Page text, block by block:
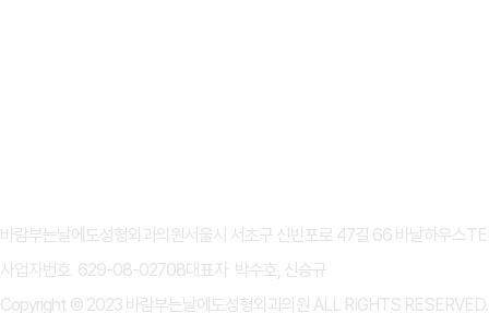
바람부는날에도성형외과의원서울시 서초구 신반포로 47길 66 바날하우스
사업자번호 629-08-02708대표자 박수호, 신승규
Copyright © 2023 바람부는날에도성형외과의원 ALL RIGHTS RESERVED.